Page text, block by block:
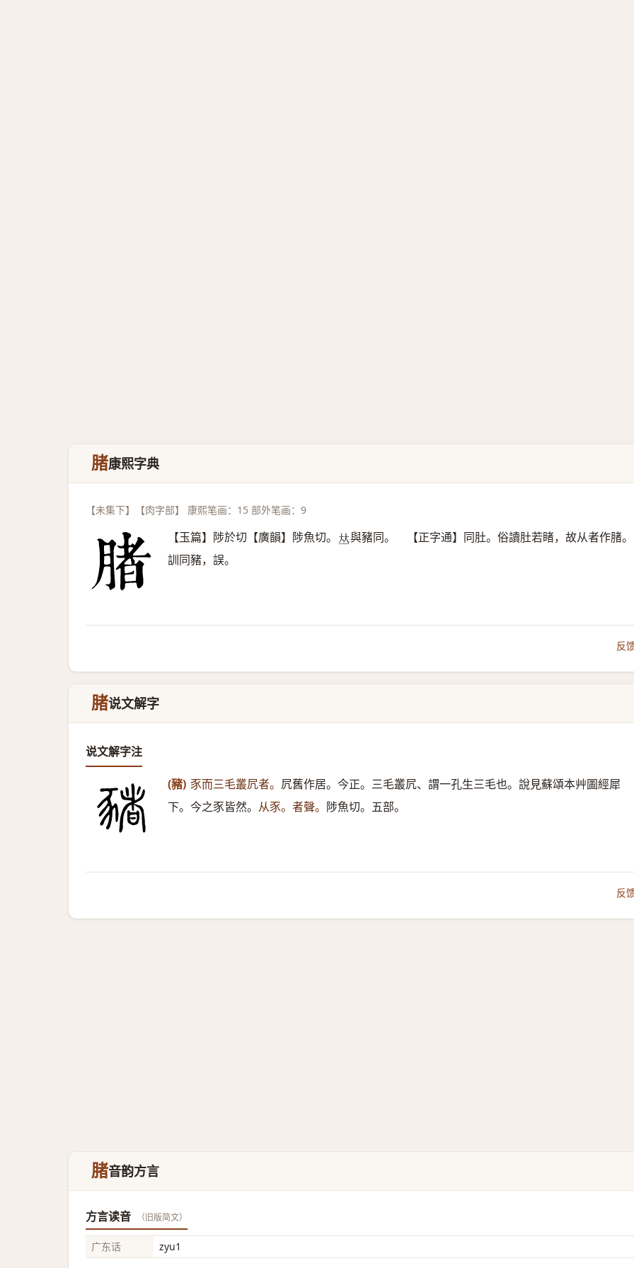
䐗康熙字典
【未集下】【肉字部】 康熙笔画：15 部外笔画：9
【玉篇】陟於切【廣韻】陟魚切。 𠀤與豬同。 【正字通】同肚。俗讀肚若睹，故从者作䐗。
訓同豬，誤。
反
䐗说文解字
说文解字注
(豬) 豕而三毛叢凥者。 凥舊作居。今正。三毛叢凥、謂一孔生三毛也。說見蘇頌本艸圖經犀
下。今之豕皆然。 从豕。者聲。 陟魚切。五部。
反
䐗音韵方言
方言读音 （旧版简文）
广东话 zyu1